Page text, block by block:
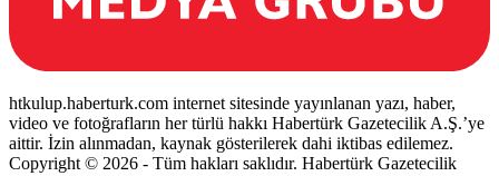
htkulup.haberturk.com internet sitesinde yayınlanan yazı, haber,
video ve fotoğrafların her türlü hakkı Habertürk Gazetecilik A.Ş.’ye
aittir. İzin alınmadan, kaynak gösterilerek dahi iktibas edilemez.
Copyright © 2026 - Tüm hakları saklıdır. Habertürk Gazetecilik